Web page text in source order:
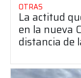
OTRAS
La actitud
en la nueva
distancia de